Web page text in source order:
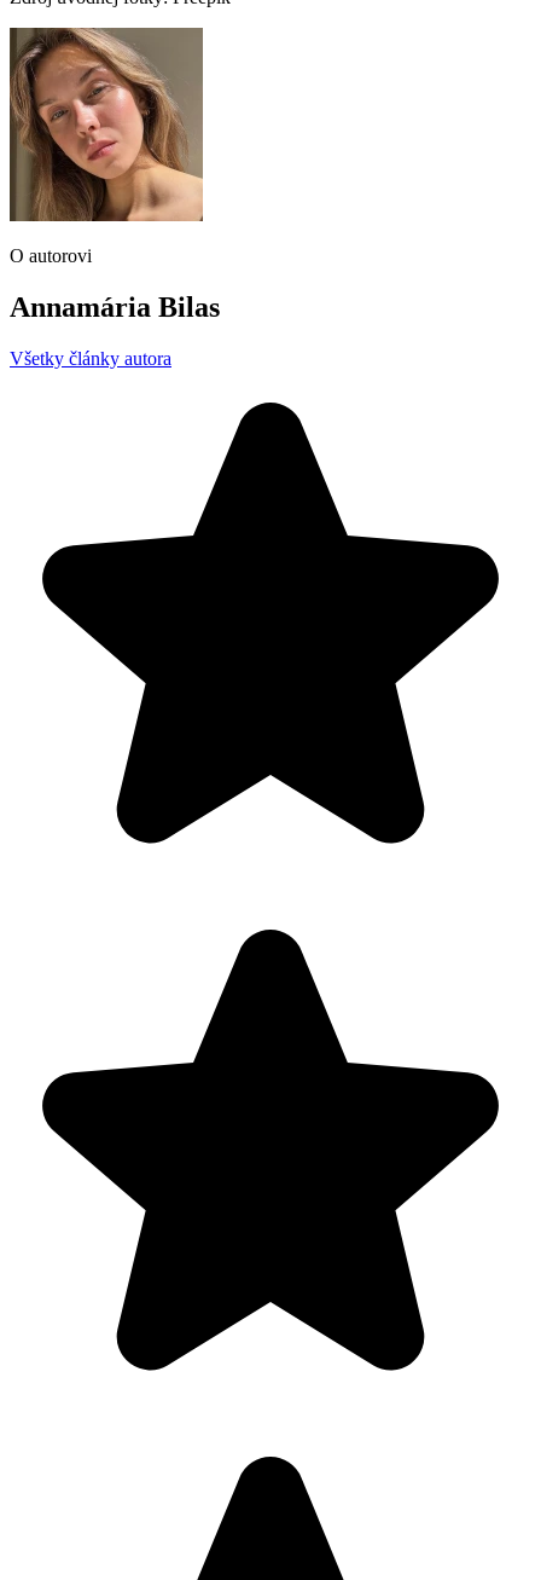
O autorovi
Annamária Bilas
Všetky články autora